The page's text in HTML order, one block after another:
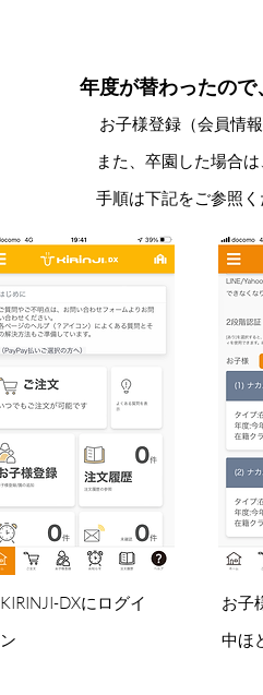
年度が替わったので
お子様登録（会員情
また、卒園した場合は
手順は下記をご参照く
KIRINJI-DXにログイ
ン
お子
中ほ